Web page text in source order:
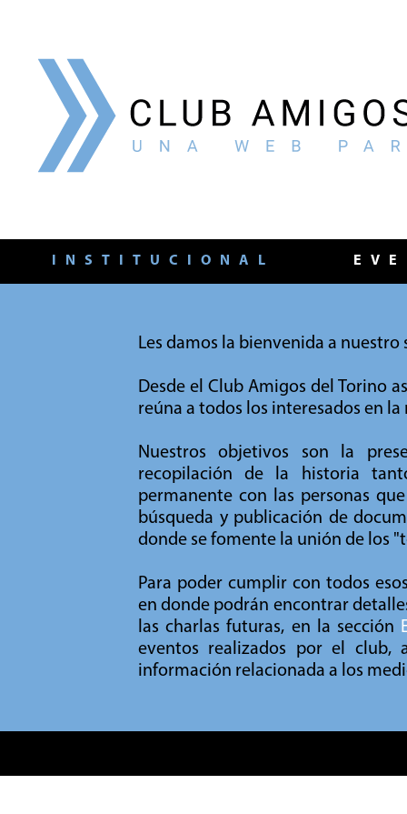
INSTITUCIONAL
Les damos la bienvenida a nuestro
Desde el Club Amigos del Torino
reúna a todos los interesados en la
Nuestros objetivos son la
recopilación de la historia
permanente con las personas
búsqueda y publicación de
donde se fomente la unión de los
Para poder cumplir con todos
en donde podrán encontrar
las charlas futuras, en la sección
eventos realizados por el club,
información relacionada a los